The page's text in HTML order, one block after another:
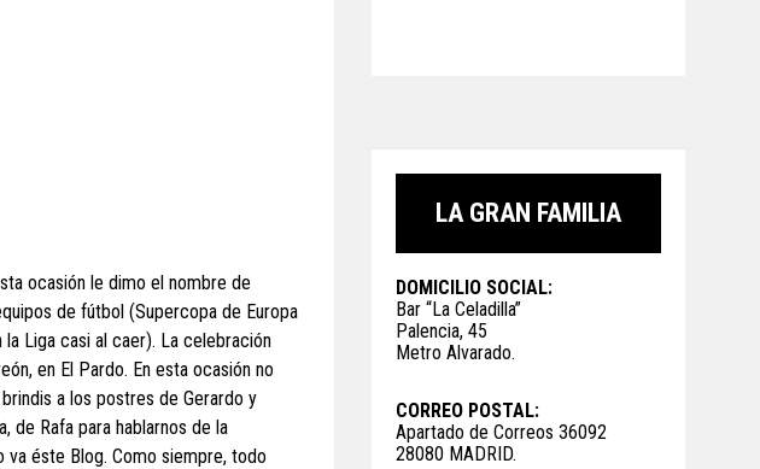
ocasión le dimo el nombre de
de fútbol (Supercopa de Europa
Liga casi al caer). La celebración
en El Pardo. En esta ocasión no
a los postres de Gerardo y
de Rafa para hablarnos de la
éste Blog. Como siempre, todo
LA GRAN FAMILIA
DOMICILIO SOCIAL:
Bar “La Celadilla”
Palencia, 45
Metro Alvarado.
CORREO POSTAL:
Apartado de Correos 36092
28080 MADRID.